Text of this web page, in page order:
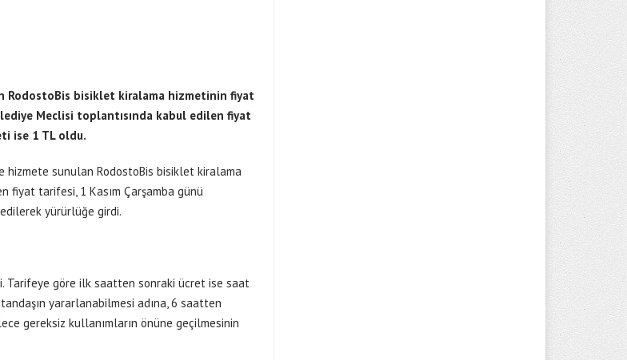
RodostoBis bisiklet kiralama hizmetinin fiyat
Meclisi toplantısında kabul edilen fiyat
ise 1 TL oldu.
hizmete sunulan RodostoBis bisiklet kiralama
fiyat tarifesi, 1 Kasım Çarşamba günü
yürürlüğe girdi.
Tarifeye göre ilk saatten sonraki ücret ise saat
yararlanabilmesi adına, 6 saatten
gereksiz kullanımların önüne geçilmesinin